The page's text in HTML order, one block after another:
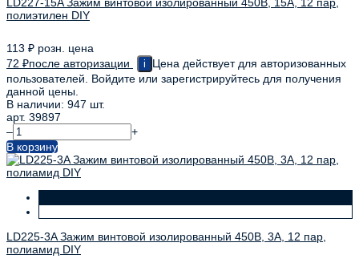
LD227-15A Зажим винтовой изолированный 450В, 15А, 12 пар,
полиэтилен DIY
113 ₽ розн. цена
72 ₽после авторизации i
Цена действует для авторизованных
пользователей. Войдите или зарегистрируйтесь для получения
данной цены.
В наличии: 947 шт.
арт. 39897
–
+
В корзину
LD225-3A Зажим винтовой изолированный 450В, 3А, 12 пар,
полиамид DIY